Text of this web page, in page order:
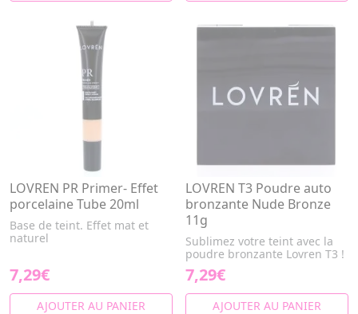
LOVREN PR Primer- Effet
porcelaine Tube 20ml
Base de teint. Effet mat et
naturel
7,29€
AJOUTER AU PANIER
LOVREN T3 Poudre auto
bronzante Nude Bronze
11g
Sublimez votre teint avec la
poudre bronzante Lovren T3 !
7,29€
AJOUTER AU PANIER